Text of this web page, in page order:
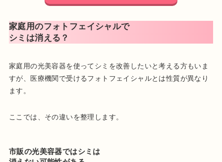
家庭用のフォトフェイシャルで
シミは消える？
家庭用の光美容器を使ってシミを改善したいと考える方もいま
すが、医療機関で受けるフォトフェイシャルとは性質が異なり
ます。
ここでは、その違いを整理します。
市販の光美容器ではシミは